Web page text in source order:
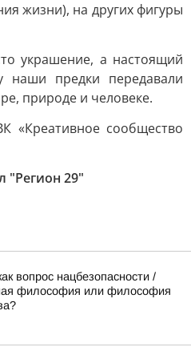
жизни), на других фигуры
украшение, а настоящий
наши предки передавали
природе и человеке.
«Креативное сообщество
"Регион 29"
вопрос нацбезопасности /
философия или философия